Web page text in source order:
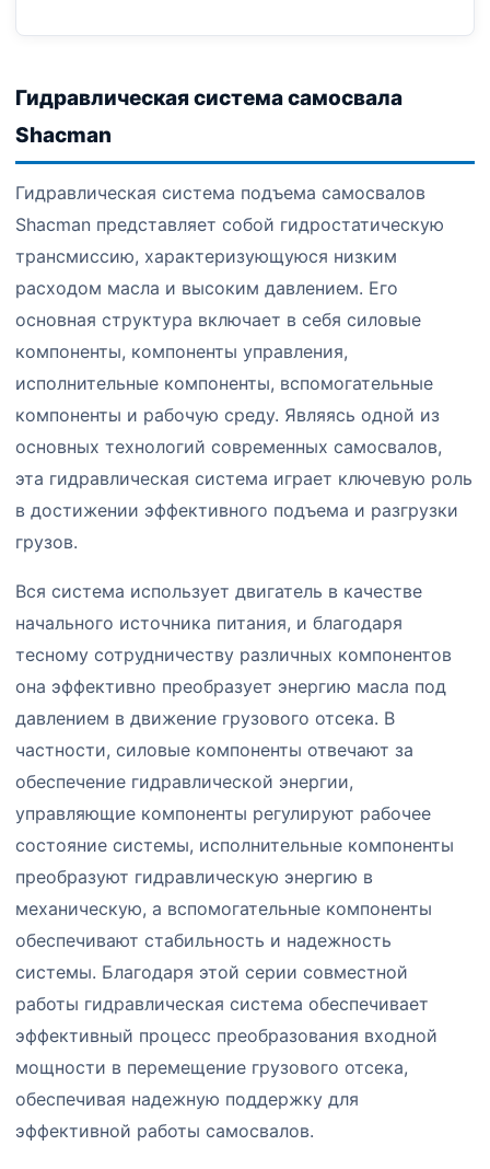
Гидравлическая система самосвала
Shacman
Гидравлическая система подъема самосвалов
Shacman представляет собой гидростатическую
трансмиссию, характеризующуюся низким
расходом масла и высоким давлением. Его
основная структура включает в себя силовые
компоненты, компоненты управления,
исполнительные компоненты, вспомогательные
компоненты и рабочую среду. Являясь одной из
основных технологий современных самосвалов,
эта гидравлическая система играет ключевую роль
в достижении эффективного подъема и разгрузки
грузов.
Вся система использует двигатель в качестве
начального источника питания, и благодаря
тесному сотрудничеству различных компонентов
она эффективно преобразует энергию масла под
давлением в движение грузового отсека. В
частности, силовые компоненты отвечают за
обеспечение гидравлической энергии,
управляющие компоненты регулируют рабочее
состояние системы, исполнительные компоненты
преобразуют гидравлическую энергию в
механическую, а вспомогательные компоненты
обеспечивают стабильность и надежность
системы. Благодаря этой серии совместной
работы гидравлическая система обеспечивает
эффективный процесс преобразования входной
мощности в перемещение грузового отсека,
обеспечивая надежную поддержку для
эффективной работы самосвалов.